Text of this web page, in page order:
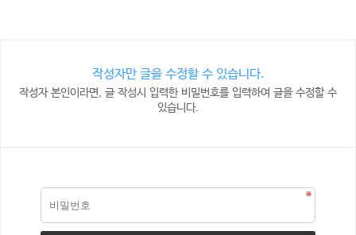
작성자만 글을 수정할 수 있습니다.
작성자 본인이라면, 글 작성시 입력한 비밀번호를 입력하여 글을 수정할 수
있습니다.